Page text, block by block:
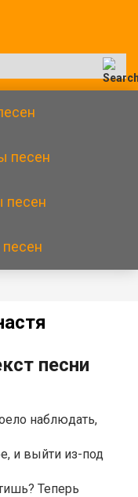
песен
песен
песен
песни
наблюдать,
и выйти из-под
Теперь